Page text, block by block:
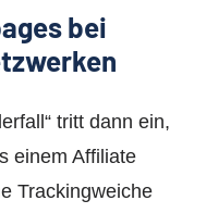
bei
tritt dann ein,
einem Affiliate
Trackingweiche